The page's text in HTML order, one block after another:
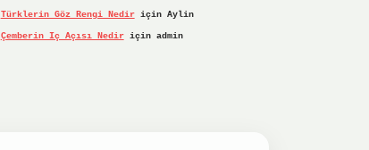
Türklerin Göz Rengi Nediriçin Aylin
Çemberin Iç Açısı Nediriçin admin